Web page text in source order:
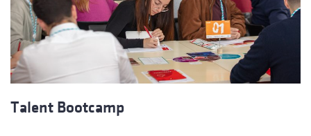
Talent Bootcamp